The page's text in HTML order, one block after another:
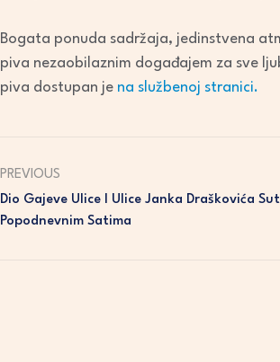
Bogata ponuda sadržaja, jedinstvena
piva nezaobilaznim događajem za sve
piva dostupan je na službenoj stranici.
PREVIOUS
Dio Gajeve Ulice I Ulice Janka Draškovića
Popodnevnim Satima